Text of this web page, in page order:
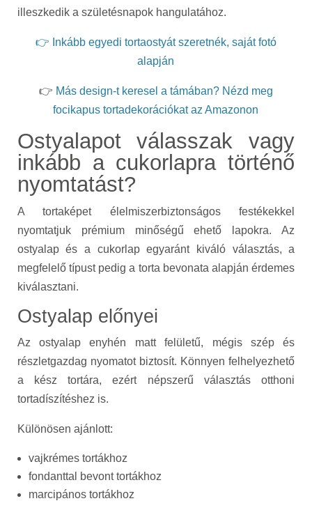
illeszkedik a születésnapok hangulatához.
👉 Inkább egyedi tortaostyát szeretnék, saját fotó
alapján
👉 Más design-t keresel a támában? Nézd meg
focikapus tortadekorációkat az Amazonon
Ostyalapot válasszak vagy
inkább a cukorlapra történő
nyomtatást?
A tortaképet élelmiszerbiztonságos festékekkel
nyomtatjuk prémium minőségű ehető lapokra. Az
ostyalap és a cukorlap egyaránt kiváló választás, a
megfelelő típust pedig a torta bevonata alapján érdemes
kiválasztani.
Ostyalap előnyei
Az ostyalap enyhén matt felületű, mégis szép és
részletgazdag nyomatot biztosít. Könnyen felhelyezhető
a kész tortára, ezért népszerű választás otthoni
tortadíszítéshez is.
Különösen ajánlott:
vajkrémes tortákhoz
fondanttal bevont tortákhoz
marcipános tortákhoz